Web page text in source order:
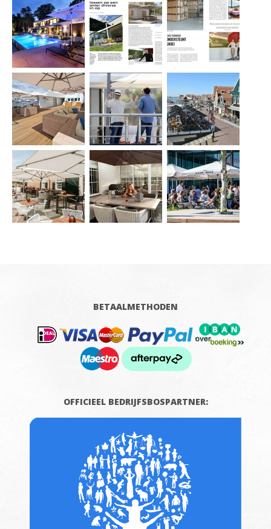
BETAALMETHODEN
OFFICIEEL BEDRIJFSBOSPARTNER: